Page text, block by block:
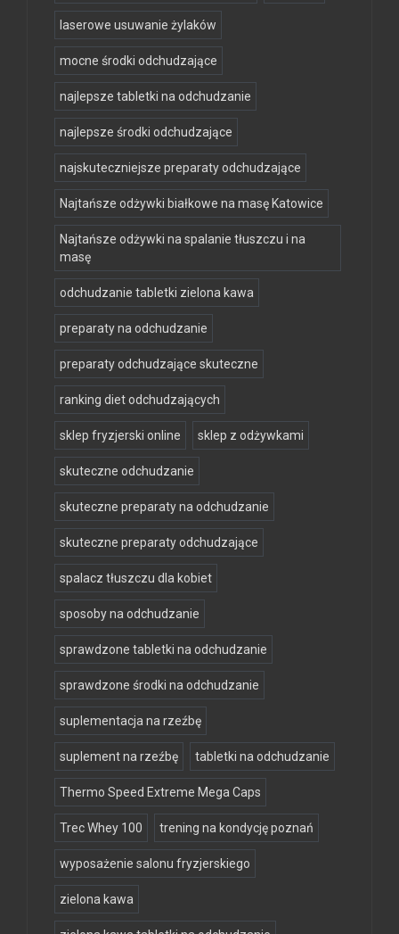
laserowe usuwanie żylaków
mocne środki odchudzające
najlepsze tabletki na odchudzanie
najlepsze środki odchudzające
najskuteczniejsze preparaty odchudzające
Najtańsze odżywki białkowe na masę Katowice
Najtańsze odżywki na spalanie tłuszczu i na
masę
odchudzanie tabletki zielona kawa
preparaty na odchudzanie
preparaty odchudzające skuteczne
ranking diet odchudzających
sklep fryzjerski online sklep z odżywkami
skuteczne odchudzanie
skuteczne preparaty na odchudzanie
skuteczne preparaty odchudzające
spalacz tłuszczu dla kobiet
sposoby na odchudzanie
sprawdzone tabletki na odchudzanie
sprawdzone środki na odchudzanie
suplementacja na rzeźbę
suplement na rzeźbę tabletki na odchudzanie
Thermo Speed Extreme Mega Caps
Trec Whey 100 trening na kondycję poznań
wyposażenie salonu fryzjerskiego
zielona kawa